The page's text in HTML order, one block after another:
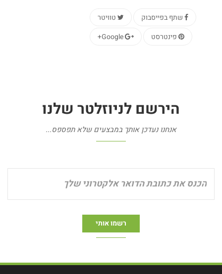
טוויטר
שתף בפייסבוק
Google+
פינטרסט
הירשם לניוזלטר שלנו
אנחנו נעדכן אותך במבצעים שלא תפספס...